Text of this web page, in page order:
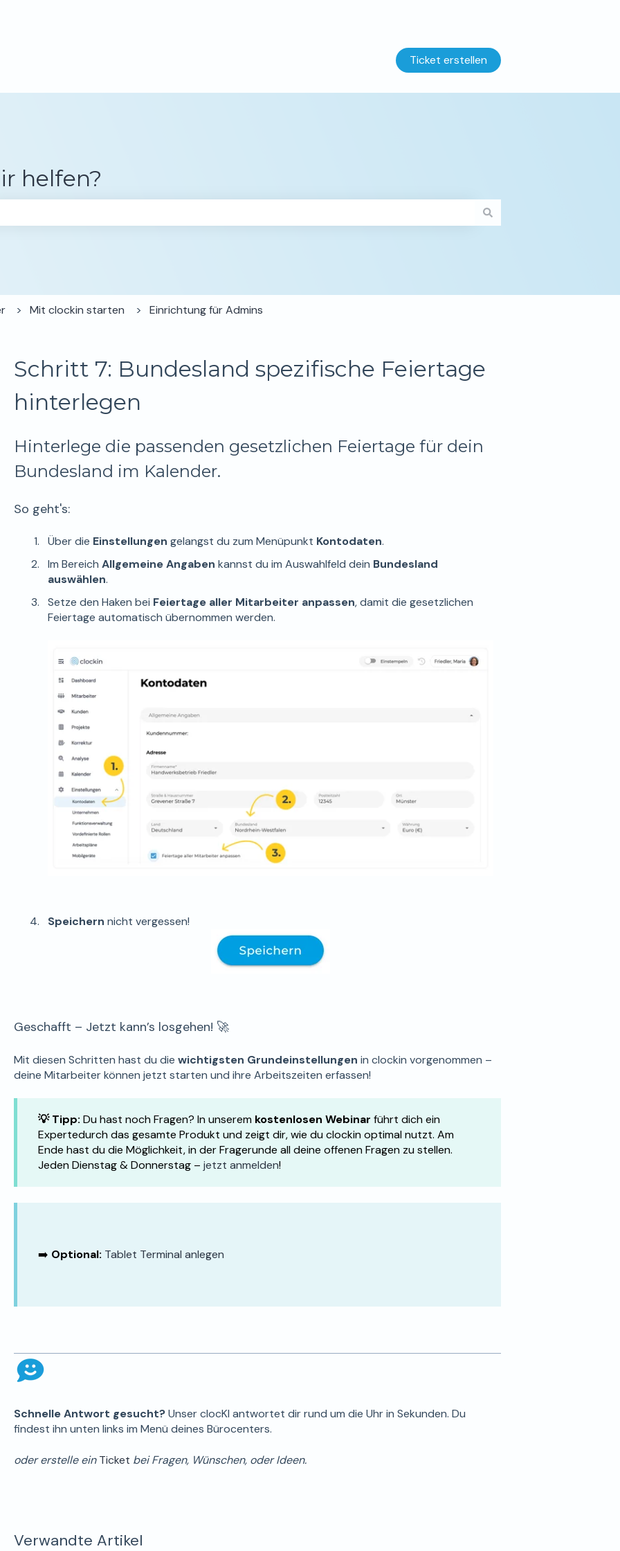
anzeigen
Ticket erstellen
helfen?
Mit clockin starten Einrichtung für Admins
Schritt 7: Bundesland spezifische Feiertage
hinterlegen
Hinterlege die passenden gesetzlichen Feiertage für dein
Bundesland im Kalender.
So geht's:
Über die Einstellungen gelangst du zum Menüpunkt Kontodaten.
Im Bereich Allgemeine Angaben kannst du im Auswahlfeld dein Bundesland
auswählen.
Setze den Haken bei Feiertage aller Mitarbeiter anpassen, damit die gesetzlichen
Feiertage automatisch übernommen werden.
Speichern nicht vergessen!
Geschafft – Jetzt kann’s losgehen! 🚀
Mit diesen Schritten hast du die wichtigsten Grundeinstellungen in clockin vorgenommen –
deine Mitarbeiter können jetzt starten und ihre Arbeitszeiten erfassen!
💡 Tipp: Du hast noch Fragen? In unserem kostenlosen Webinar führt dich ein
Expertedurch das gesamte Produkt und zeigt dir, wie du clockin optimal nutzt. Am
Ende hast du die Möglichkeit, in der Fragerunde all deine offenen Fragen zu stellen.
Jeden Dienstag & Donnerstag – jetzt anmelden!
➡️ Optional: Tablet Terminal anlegen
Schnelle Antwort gesucht?Unser clocKI antwortet dir rund um die Uhr in Sekunden. Du
findest ihn unten links im Menü deines Bürocenters.
oder erstelle einTicket bei Fragen, Wünschen, oder Ideen.
Verwandte Artikel